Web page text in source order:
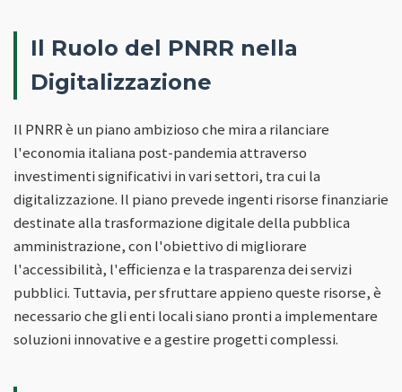
Il Ruolo del PNRR nella
Digitalizzazione
Il PNRR è un piano ambizioso che mira a rilanciare
l'economia italiana post-pandemia attraverso
investimenti significativi in vari settori, tra cui la
digitalizzazione. Il piano prevede ingenti risorse finanziarie
destinate alla trasformazione digitale della pubblica
amministrazione, con l'obiettivo di migliorare
l'accessibilità, l'efficienza e la trasparenza dei servizi
pubblici. Tuttavia, per sfruttare appieno queste risorse, è
necessario che gli enti locali siano pronti a implementare
soluzioni innovative e a gestire progetti complessi.